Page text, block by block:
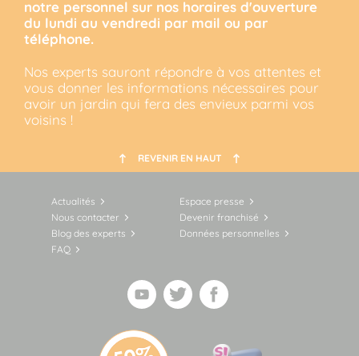
notre personnel sur nos horaires d'ouverture
du lundi au vendredi par mail ou par
téléphone.
Nos experts sauront répondre à vos attentes et
vous donner les informations nécessaires pour
avoir un jardin qui fera des envieux parmi vos
voisins !
REVENIR EN HAUT
Actualités
Espace presse
Nous contacter
Devenir franchisé
Blog des experts
Données personnelles
FAQ